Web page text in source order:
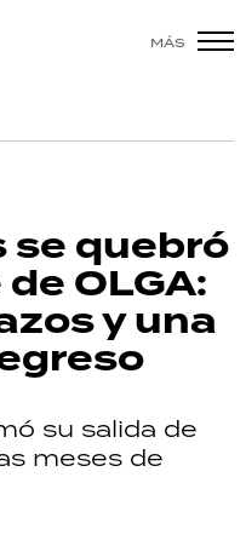
MÁS
se quebró
OLGA:
y una
su salida de
meses de